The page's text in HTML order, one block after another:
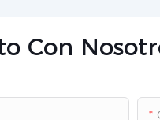
Con